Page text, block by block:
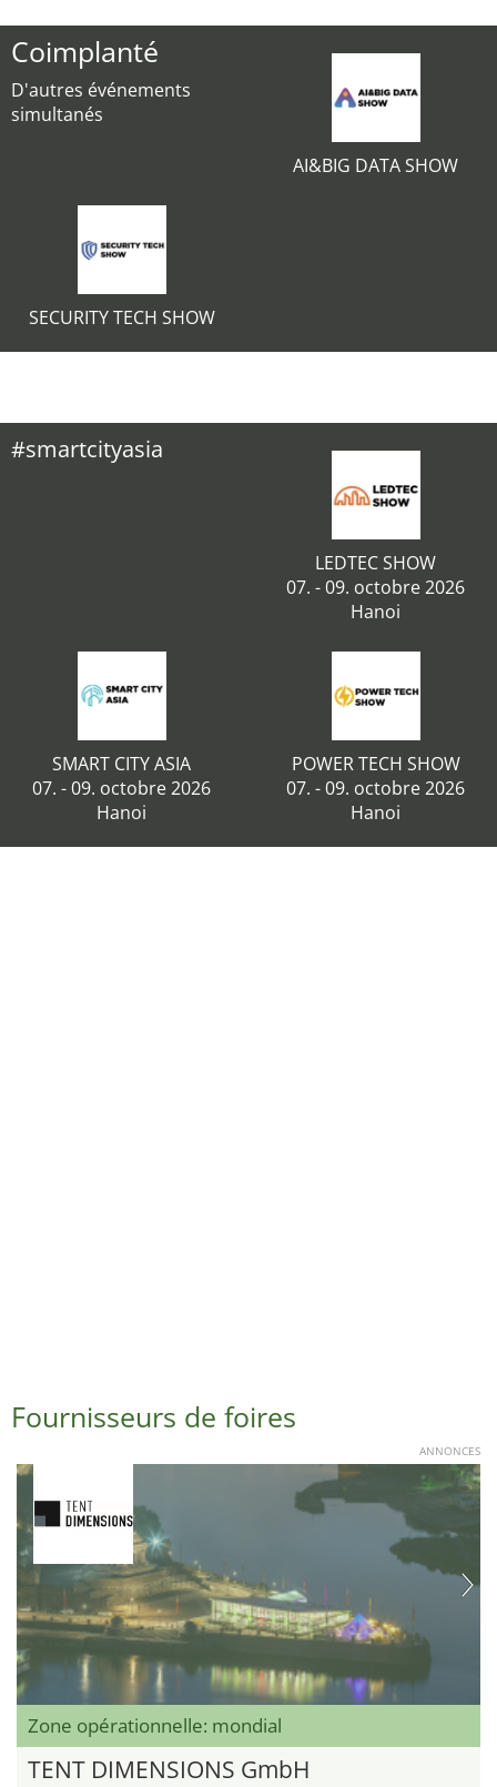
Coimplanté
D'autres événements
simultanés
AI&BIG DATA SHOW
SECURITY TECH SHOW
#smartcityasia
LEDTEC SHOW
07. - 09. octobre 2026
Hanoi
SMART CITY ASIA
07. - 09. octobre 2026
Hanoi
POWER TECH SHOW
07. - 09. octobre 2026
Hanoi
Fournisseurs de foires
ANNONCES
Zone opérationnelle: mondial
TENT DIMENSIONS GmbH